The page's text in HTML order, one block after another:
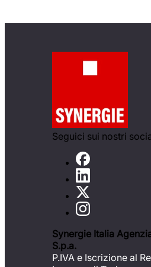
Seguici sui nostri
Synergie Italia
S.p.a.
P.IVA e Iscrizione al